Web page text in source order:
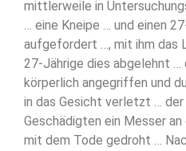
mittlerweile in
… eine Kneipe … und einen
aufgefordert …, mit ihm das
27-Jährige dies abgelehnt …
körperlich angegriffen und
in das Gesicht verletzt …
Geschädigten ein Messer
mit dem Tode gedroht …